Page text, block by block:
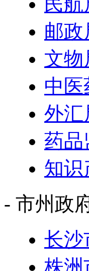
邮政
文物
中医
外汇
药品
知识
- 市州政
长沙